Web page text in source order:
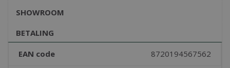
SHOWROOM
BETALING
EAN code 8720194567562